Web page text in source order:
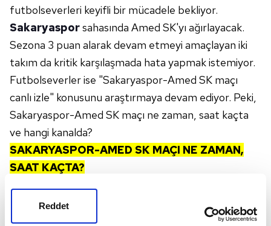
Reddet
futbolseverleri keyifli bir mücadele bekliyor.
Sakaryasporsahasında Amed SK'yı ağırlayacak.
Sezona 3 puan alarak devam etmeyi amaçlayan iki
takım da kritik karşılaşmada hata yapmak istemiyor.
Futbolseverler ise "Sakaryaspor-Amed SK maçı
canlı izle" konusunu araştırmaya devam ediyor. Peki,
Sakaryaspor-Amed SK maçı ne zaman, saat kaçta
ve hangi kanalda?
SAKARYASPOR-AMED SK MAÇI NE ZAMAN,
SAAT KAÇTA?
oynanacak Sakaryaspor-Amed SK maçı
Pazargünü saat 19.00'da başlayacak.